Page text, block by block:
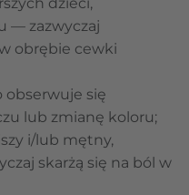
— zazwyczaj
obrębie cewki
się
lub zmianę koloru;
i/lub mętny,
skarżą się na ból w